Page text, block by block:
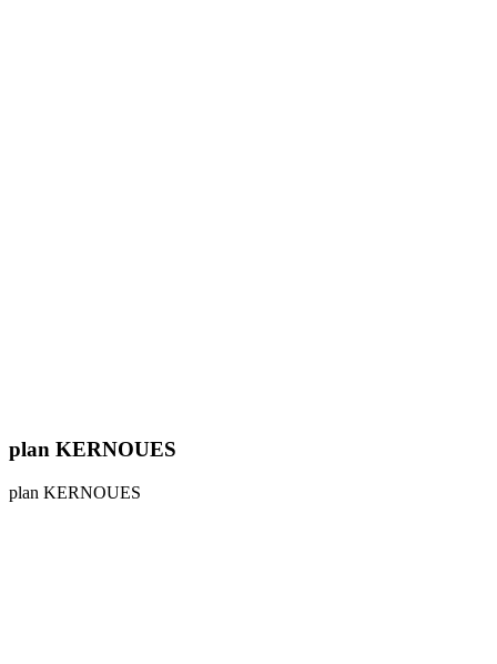
plan KERNOUES
plan KERNOUES